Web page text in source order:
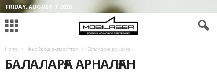
FRIDAY, AUGUST 7, 2026
Home Және басқа ақпараттар Балаларға арналған
БАЛАЛАРҒА АРНАЛҒАН